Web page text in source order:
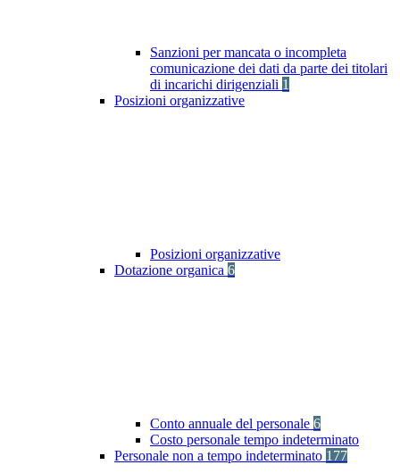
Sanzioni per mancata o incompleta
comunicazione dei dati da parte dei titolari
di incarichi dirigenziali 1
Posizioni organizzative
Posizioni organizzative
Dotazione organica 6
Conto annuale del personale 6
Costo personale tempo indeterminato
Personale non a tempo indeterminato 177